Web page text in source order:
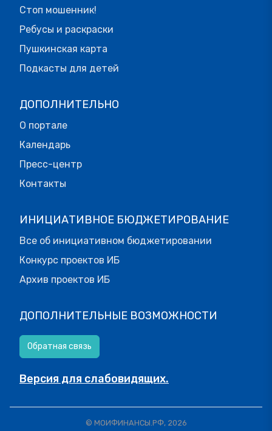
Стоп мошенник!
Ребусы и раскраски
Пушкинская карта
Подкасты для детей
ДОПОЛНИТЕЛЬНО
О портале
Календарь
Пресс-центр
Контакты
ИНИЦИАТИВНОЕ БЮДЖЕТИРОВАНИЕ
Все об инициативном бюджетировании
Конкурс проектов ИБ
Архив проектов ИБ
ДОПОЛНИТЕЛЬНЫЕ ВОЗМОЖНОСТИ
Обратная связь
Версия для слабовидящих.
© МОИФИНАНСЫ.РФ, 2026